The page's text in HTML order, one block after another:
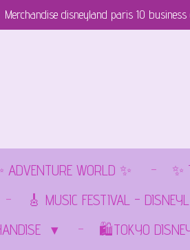
Merchandise disneyland paris 10
ADVENTURE WORLD ✨ ✨
🎸 MUSIC FESTIVAL -
🛍️TOKYO